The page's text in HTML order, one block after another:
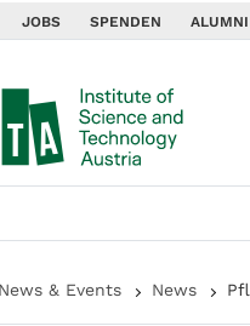
JOBS SPENDEN ALUMNI
News & Events News